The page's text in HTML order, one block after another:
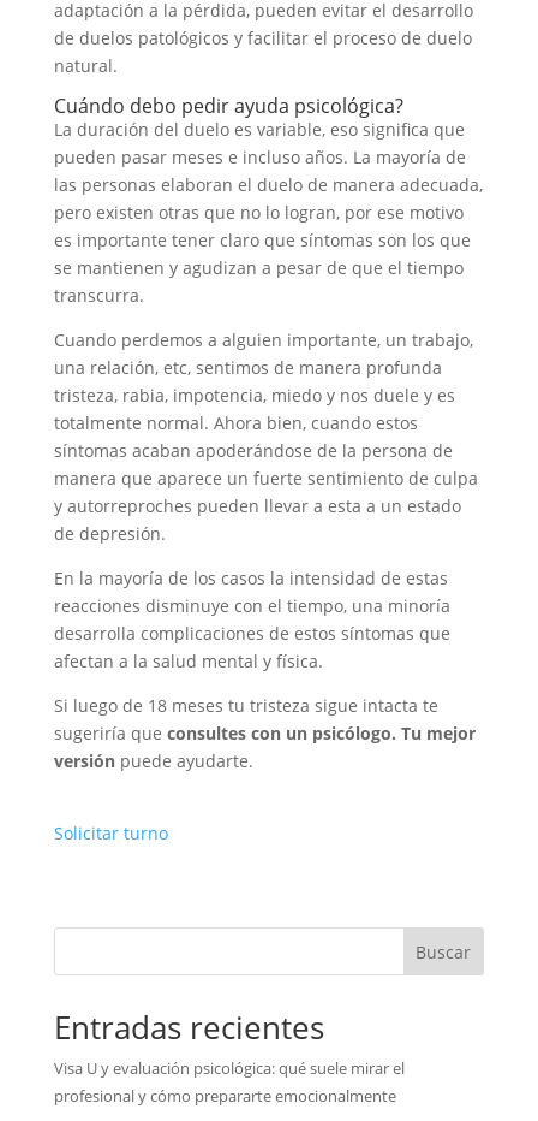
adaptación a la pérdida, pueden evitar el desarrollo
de duelos patológicos y facilitar el proceso de duelo
natural.
Cuándo debo pedir ayuda psicológica?
La duración del duelo es variable, eso significa que
pueden pasar meses e incluso años. La mayoría de
las personas elaboran el duelo de manera adecuada,
pero existen otras que no lo logran, por ese motivo
es importante tener claro que síntomas son los que
se mantienen y agudizan a pesar de que el tiempo
transcurra.
Cuando perdemos a alguien importante, un trabajo,
una relación, etc, sentimos de manera profunda
tristeza, rabia, impotencia, miedo y nos duele y es
totalmente normal. Ahora bien, cuando estos
síntomas acaban apoderándose de la persona de
manera que aparece un fuerte sentimiento de culpa
y autorreproches pueden llevar a esta a un estado
de depresión.
En la mayoría de los casos la intensidad de estas
reacciones disminuye con el tiempo, una minoría
desarrolla complicaciones de estos síntomas que
afectan a la salud mental y física.
Si luego de 18 meses tu tristeza sigue intacta te
sugeriría que consultes con un psicólogo. Tu mejor
versiónpuede ayudarte.
Solicitar turno
Buscar
Entradas recientes
Visa U y evaluación psicológica: qué suele mirar el
profesional y cómo prepararte emocionalmente